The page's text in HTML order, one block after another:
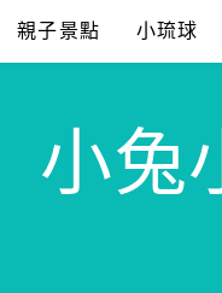
親子景點 小琉球
小兔